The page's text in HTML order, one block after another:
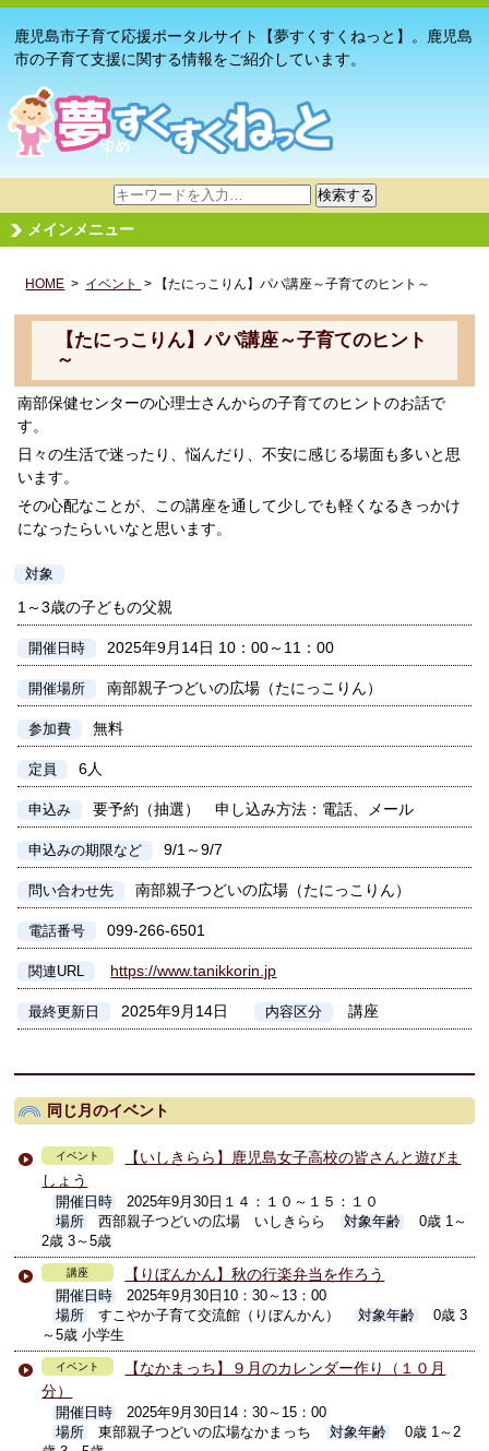
鹿児島市子育て応援ポータルサイト【夢すくすくねっと】。鹿児島
市の子育て支援に関する情報をご紹介しています。
サ
イ
ト
検
検索する
メインメニュー
HOME > イベント > 【たにっこりん】パパ講座～子育てのヒント～
【たにっこりん】パパ講座～子育てのヒント
～
南部保健センターの心理士さんからの子育てのヒントのお話で
す。
日々の生活で迷ったり、悩んだり、不安に感じる場面も多いと思
います。
その心配なことが、この講座を通して少しでも軽くなるきっかけ
になったらいいなと思います。
対象
1～3歳の子どもの父親
開催日時 2025年9月14日 10：00～11：00
開催場所 南部親子つどいの広場（たにっこりん）
参加費 無料
定員 6人
申込み 要予約（抽選） 申し込み方法：電話、メール
申込みの期限など 9/1～9/7
問い合わせ先 南部親子つどいの広場（たにっこりん）
電話番号 099-266-6501
関連URL https://www.tanikkorin.jp
最終更新日 2025年9月14日 内容区分 講座
同じ月のイベント
イベント
【いしきらら】鹿児島女子高校の皆さんと遊びま
しょう
開催日時
2025年9月30日１４：１０～１５：１０
場所
西部親子つどいの広場 いしきらら 対象年齢
0歳 1～
2歳 3～5歳
講座 【りぼんかん】秋の行楽弁当を作ろう
開催日時
2025年9月30日10：30～13：00
場所
すこやか子育て交流館（りぼんかん） 対象年齢
0歳 3
～5歳 小学生
イベント
【なかまっち】９月のカレンダー作り（１０月
分）
開催日時
2025年9月30日14：30～15：00
場所
東部親子つどいの広場なかまっち 対象年齢
0歳 1～2